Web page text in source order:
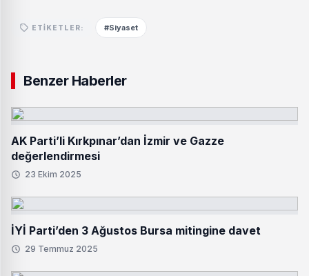
ETIKETLER: #Siyaset
Benzer Haberler
AK Parti’li Kırkpınar’dan İzmir ve Gazze
değerlendirmesi
23 Ekim 2025
İYİ Parti’den 3 Ağustos Bursa mitingine davet
29 Temmuz 2025